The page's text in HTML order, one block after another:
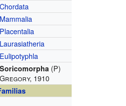
Chordata
Mammalia
Placentalia
Laurasiatheria
Eulipotyphla
Soricomorpha (P)
Gregory, 1910